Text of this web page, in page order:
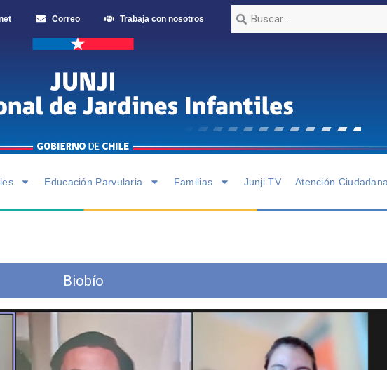
Correo Trabaja con nosotros
Educación Parvularia Familias Junji TV Atención Ciudadana
Biobío